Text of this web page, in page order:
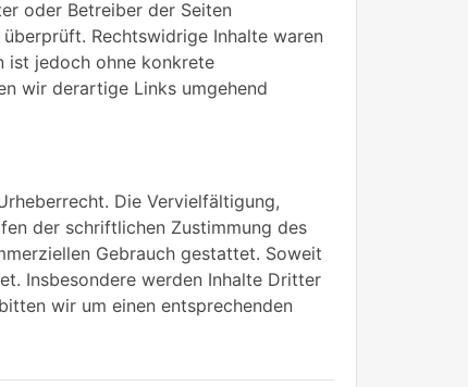
oder Betreiber der Seiten
Rechtswidrige Inhalte waren
ist jedoch ohne konkrete
wir derartige Links umgehend
Die Vervielfältigung,
der schriftlichen Zustimmung des
Gebrauch gestattet. Soweit
Insbesondere werden Inhalte Dritter
wir um einen entsprechenden